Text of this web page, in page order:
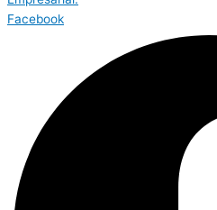
Facebook